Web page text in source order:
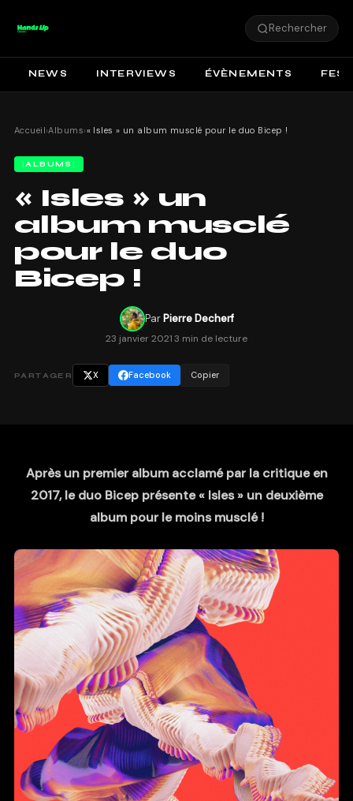
Rechercher
NEWS INTERVIEWS ÉVÈNEMENTS
Accueil›Albums›« Isles » un album musclé pour le duo Bicep !
ALBUMS
« Isles » un
album musclé
pour le duo
Bicep !
ParPierre Decherf
23 janvier 20213 min de lecture
PARTAGER X Facebook Copier
Après un premier album acclamé par la critique en
2017, le duo Bicep présente « Isles » un deuxième
album pour le moins musclé !